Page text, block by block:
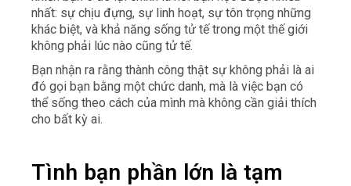
nhất: sự chịu đựng, sự linh hoạt, sự tôn trọng những
khác biệt, và khả năng sống tử tế trong một thế giới
không phải lúc nào cũng tử tế.
Bạn nhận ra rằng thành công thật sự không phải là ai
đó gọi bạn bằng một chức danh, mà là việc bạn có
thể sống theo cách của mình mà không cần giải thích
cho bất kỳ ai.
Tình bạn phần lớn là tạm